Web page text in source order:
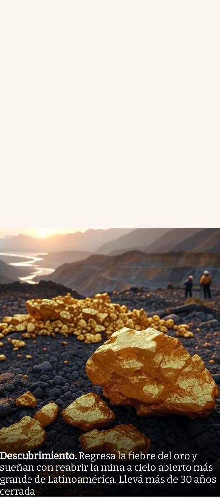
Descubrimiento.Regresa la fiebre del oro y
sueñan con reabrir la mina a cielo abierto más
grande de Latinoamérica. Llevá más de 30 años
cerrada